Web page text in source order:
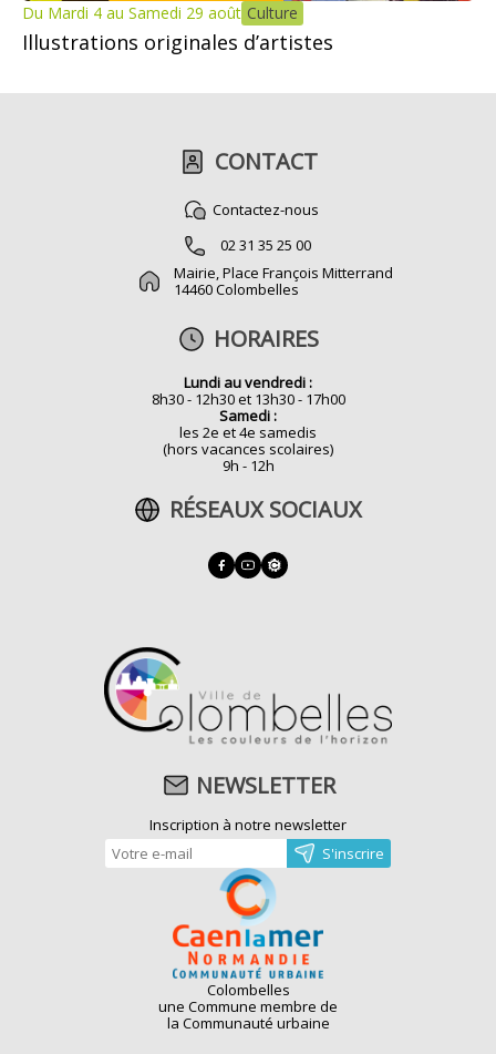
Du Mardi 4 au Samedi 29 août Culture
Illustrations originales d’artistes
CONTACT
Contactez-nous
02 31 35 25 00
Mairie, Place François Mitterrand
14460 Colombelles
HORAIRES
Lundi au vendredi :
8h30 - 12h30 et 13h30 - 17h00
Samedi :
les 2e et 4e samedis
(hors vacances scolaires)
9h - 12h
RÉSEAUX SOCIAUX
NEWSLETTER
Inscription à notre newsletter
Colombelles
une Commune membre de
la Communauté urbaine